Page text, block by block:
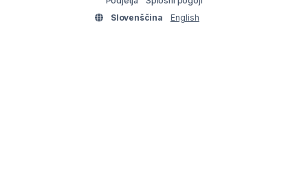
Slovenščina
English